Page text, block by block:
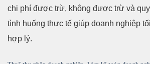
chi phí được trừ, không được trừ và
tình huống thực tế giúp doanh nghiệp
hợp lý.